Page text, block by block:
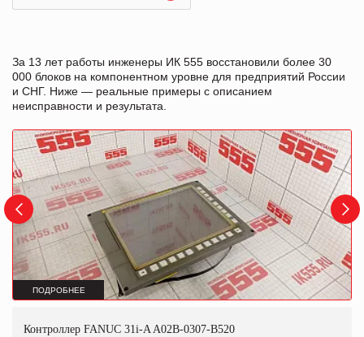
За 13 лет работы инженеры ИК 555 восстановили более 30
000 блоков на компонентном уровне для предприятий России
и СНГ. Ниже — реальные примеры с описанием
неисправности и результата.
ПОДРОБНЕЕ
Контроллер FANUC 31i-A A02B-0307-B520